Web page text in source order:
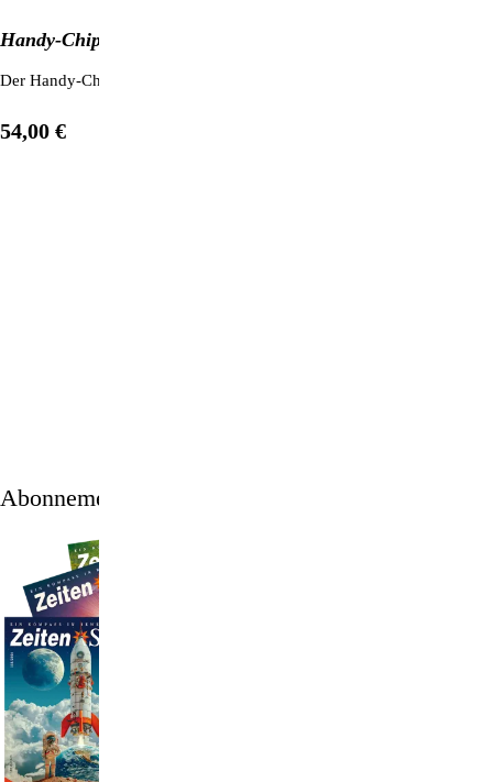
Handy-Chip 6er-Set
Der Handy-Chip schützt Sie nachweislich und effektiv vor den
54,00 €
Abonnement